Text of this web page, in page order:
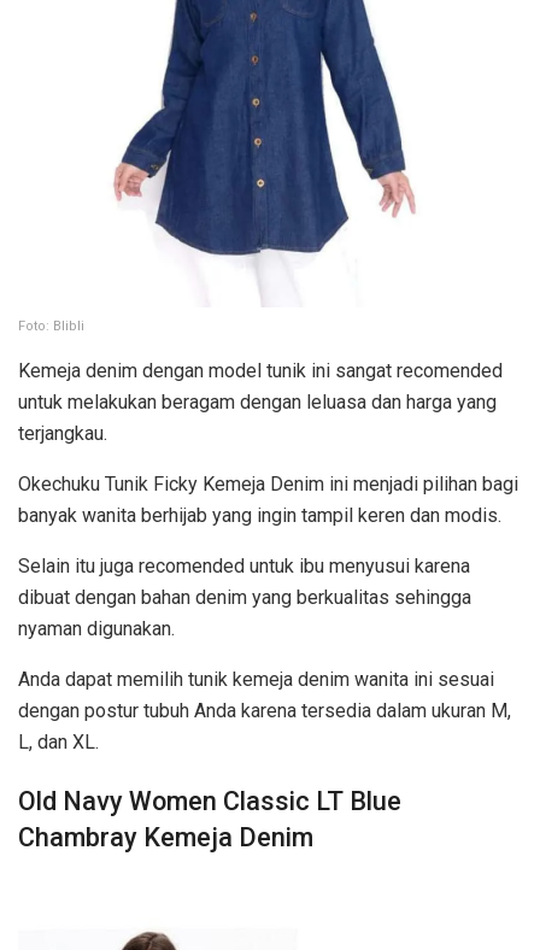
Foto: Blibli
Kemeja denim dengan model tunik ini sangat recomended
untuk melakukan beragam dengan leluasa dan harga yang
terjangkau.
Okechuku Tunik Ficky Kemeja Denim ini menjadi pilihan bagi
banyak wanita berhijab yang ingin tampil keren dan modis.
Selain itu juga recomended untuk ibu menyusui karena
dibuat dengan bahan denim yang berkualitas sehingga
nyaman digunakan.
Anda dapat memilih tunik kemeja denim wanita ini sesuai
dengan postur tubuh Anda karena tersedia dalam ukuran M,
L, dan XL.
Old Navy Women Classic LT Blue
Chambray Kemeja Denim